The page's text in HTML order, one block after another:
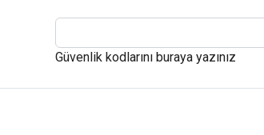
Güvenlik kodlarını buraya yazınız